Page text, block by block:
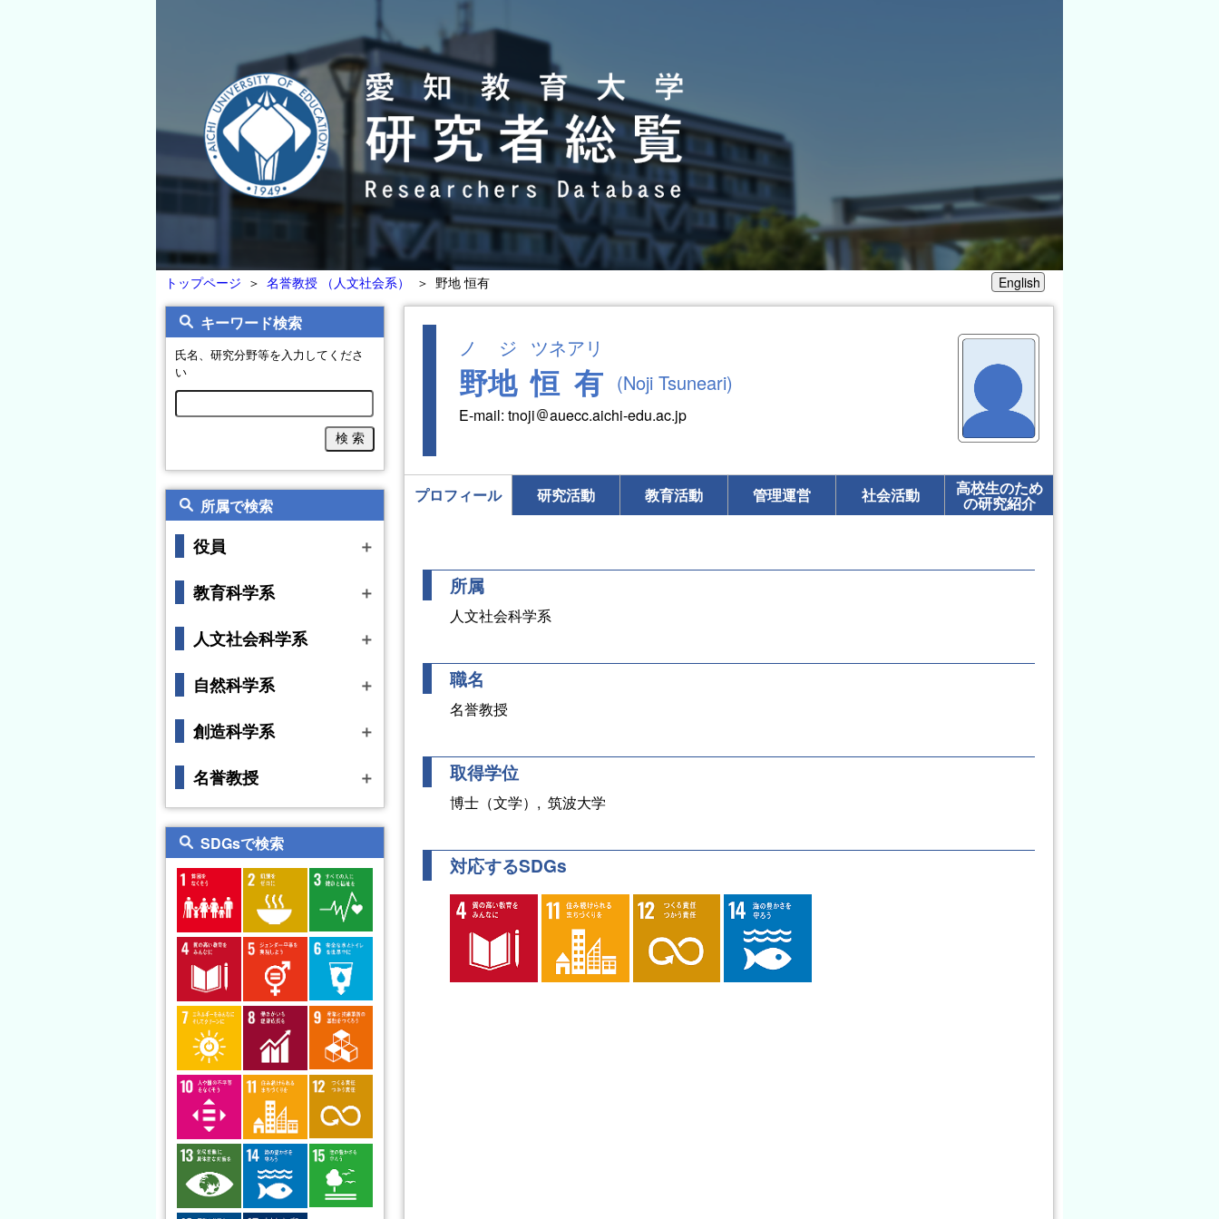
トップページ ＞ 名誉教授 （人文社会系） ＞ 野地 恒有 English
キーワード検索
氏名、研究分野等を入力してくださ
い
所属で検索
役員 ＋
学長
教育科学系 ＋
生活科教育講座
養護教育講座
学校教育講座
心理講座
福祉講座
教育ガバナンス講座
教育実践グループ
教職キャリアセンター
人文社会科学系 ＋
国語教育講座
外国語教育講座
日本語教育支援センター
自然科学系 ＋
数学教育講座
創造科学系 ＋
音楽教育講座
美術教育講座
保健体育講座
技術教育講座
家政教育講座
健康支援センター
名誉教授 ＋
人文社会科学系
自然科学系
創造科学系
SDGsで検索
ノジ ツネアリ
野地 恒有 (Noji Tsuneari)
E-mail: tnoji auecc.aichi-edu.ac.jp
プロフィール 研究活動 教育活動 管理運営 社会活動 高校生のため
の研究紹介
所属
人文社会科学系
職名
名誉教授
取得学位
博士（文学）, 筑波大学
対応するSDGs